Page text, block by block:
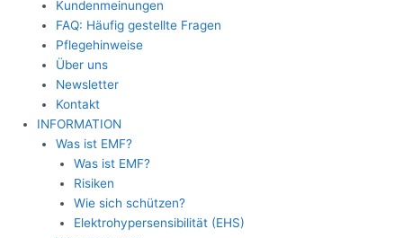
Kundenmeinungen
FAQ: Häufig gestellte Fragen
Pflegehinweise
Über uns
Newsletter
Kontakt
INFORMATION
Was ist EMF?
Was ist EMF?
Risiken
Wie sich schützen?
Elektrohypersensibilität (EHS)